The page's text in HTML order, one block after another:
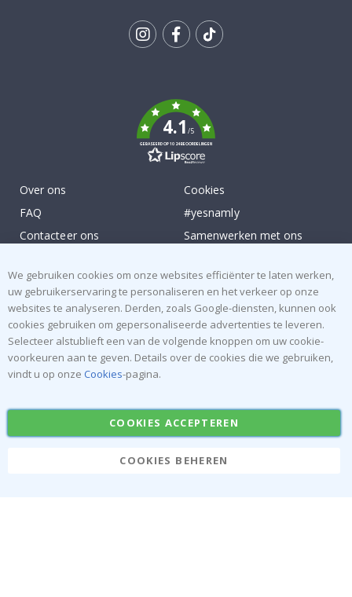
4.1/5
GEBASEERD OP 1024 BEOORDELINGEN
Over ons
FAQ
Contacteer ons
Algemene voorwaarden
Cookies
#yesnamly
Samenwerken met ons
Inspiratie
Beoordelingen
Populaire Categorieën
Naamstickers
Stickers
Plakfolie
We gebruiken cookies om onze websites efficiënter te laten werken,
uw gebruikerservaring te personaliseren en het verkeer op onze
websites te analyseren. Derden, zoals Google-diensten, kunnen ook
cookies gebruiken om gepersonaliseerde advertenties te leveren.
Selecteer alstublieft een van de volgende knoppen om uw cookie-
voorkeuren aan te geven. Details over de cookies die we gebruiken,
vindt u op onze Cookies-pagina.
COOKIES ACCEPTEREN
COOKIES BEHEREN